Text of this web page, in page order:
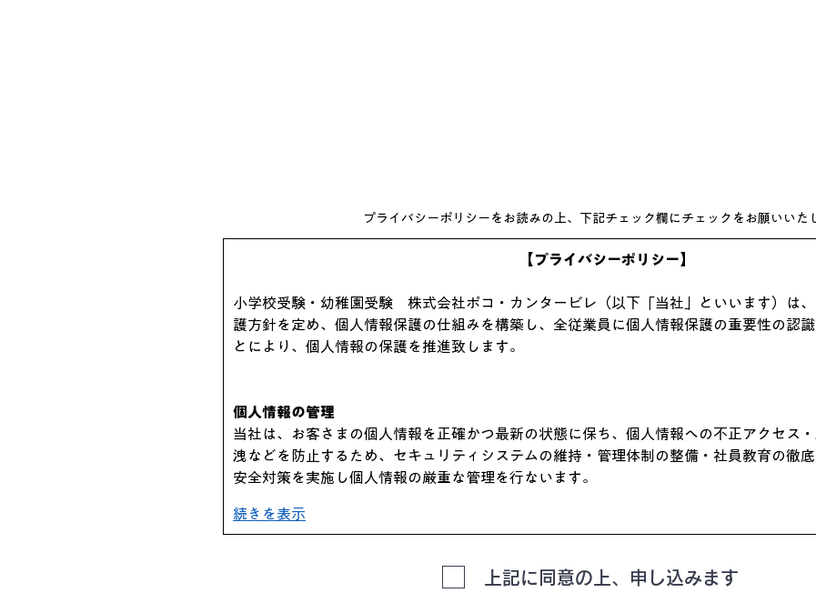
プライバシーポリシーをお読みの上、下記チェック欄にチェックをお願いいた
【プライバシーポリシー】
小学校受験・幼稚園受験 株式会社ポコ・カンタービレ（以下「当社」といいます）は
護方針を定め、個人情報保護の仕組みを構築し、全従業員に個人情報保護の重要性の認
とにより、個人情報の保護を推進致します。
個人情報の管理
当社は、お客さまの個人情報を正確かつ最新の状態に保ち、個人情報への不正アクセス
洩などを防止するため、セキュリティシステムの維持・管理体制の整備・社員教育の徹底
安全対策を実施し個人情報の厳重な管理を行ないます。
続きを表示
上記に同意の上、申し込みます